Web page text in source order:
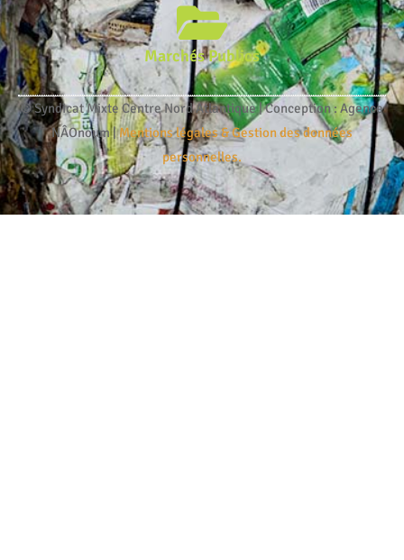
Marchés Publics
© Syndicat Mixte Centre Nord Atlantique | Conception : Agence
NÂOnoum |Mentions légales & Gestion des données
personnelles.